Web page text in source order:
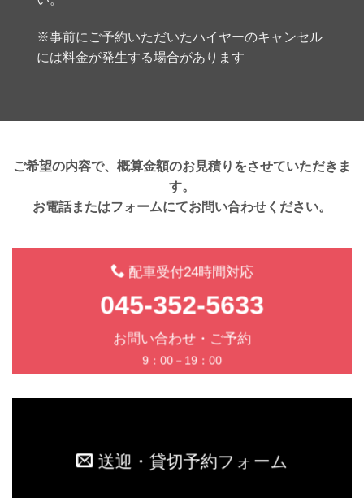
※事前にご予約いただいたハイヤーのキャンセル
には料金が発生する場合があります
ご希望の内容で、概算金額のお見積りをさせていただきま
す。
お電話またはフォームにてお問い合わせください。
配車受付24時間対応
045-352-5633
お問い合わせ・ご予約
9：00－19：00
送迎・貸切予約フォーム